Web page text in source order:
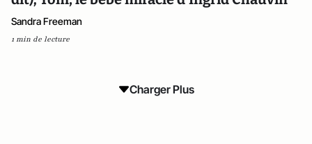
Sandra Freeman
1 min de lecture
Charger Plus